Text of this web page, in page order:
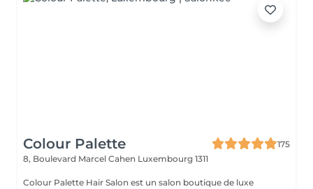
Colour Palette
175
8, Boulevard Marcel Cahen Luxembourg 1311
Colour Palette Hair Salon est un salon boutique de luxe